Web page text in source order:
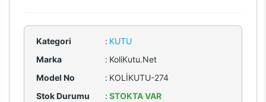
Kategori : KUTU
Marka
: KoliKutu.Net
Model No
: KOLİKUTU-274
Stok Durumu
: STOKTA VAR